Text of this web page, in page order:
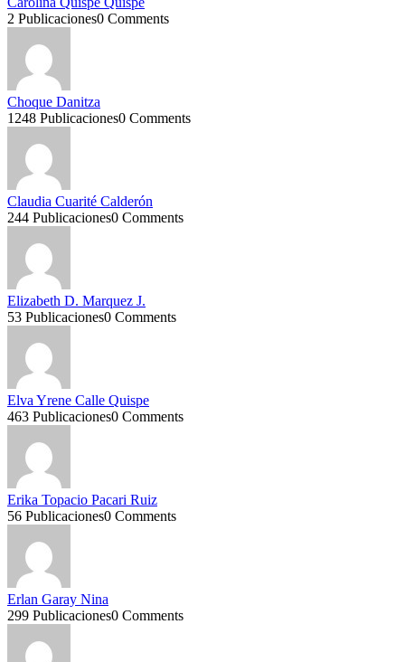
2 Publicaciones0 Comments
Choque Danitza
1248 Publicaciones0 Comments
Claudia Cuarité Calderón
244 Publicaciones0 Comments
Elizabeth D. Marquez J.
53 Publicaciones0 Comments
Elva Yrene Calle Quispe
463 Publicaciones0 Comments
Erika Topacio Pacari Ruiz
56 Publicaciones0 Comments
Erlan Garay Nina
299 Publicaciones0 Comments